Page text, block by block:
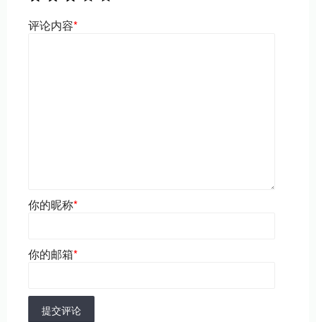
评论内容*
你的昵称*
你的邮箱*
提交评论